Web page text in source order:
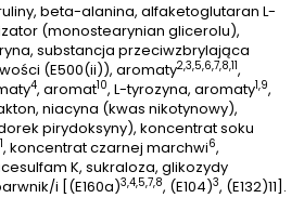
beta-alanina, alfaketoglutaran L-
(monostearynian glicerolu),
substancja przeciwzbrylająca
(E500(ii)), aromaty2,3,5,6,7,8,11,
4, aromat10, L-tyrozyna, aromaty1,9,
niacyna (kwas nikotynowy),
pirydoksyny), koncentrat soku
, koncentrat czarnej marchwi6,
K, sukraloza, glikozydy
i [(E160a)3,4,5,7,8, (E104)3, (E132)11].